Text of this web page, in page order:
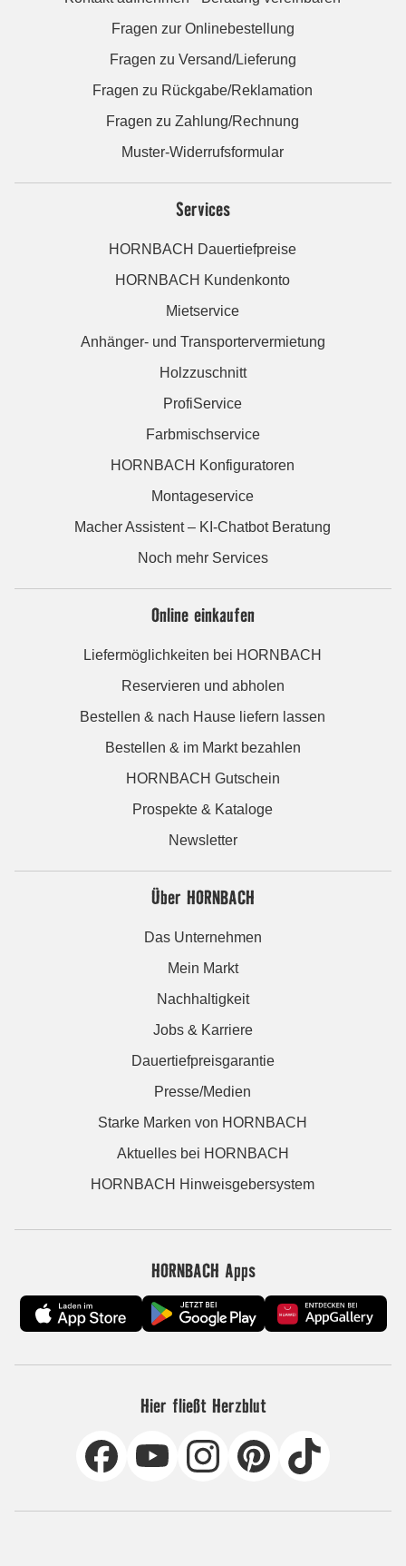
Fragen zur Onlinebestellung
Fragen zu Versand/Lieferung
Fragen zu Rückgabe/Reklamation
Fragen zu Zahlung/Rechnung
Muster-Widerrufsformular
Services
HORNBACH Dauertiefpreise
HORNBACH Kundenkonto
Mietservice
Anhänger- und Transportervermietung
Holzzuschnitt
ProfiService
Farbmischservice
HORNBACH Konfiguratoren
Montageservice
Macher Assistent – KI-Chatbot Beratung
Noch mehr Services
Online einkaufen
Liefermöglichkeiten bei HORNBACH
Reservieren und abholen
Bestellen & nach Hause liefern lassen
Bestellen & im Markt bezahlen
HORNBACH Gutschein
Prospekte & Kataloge
Newsletter
Über HORNBACH
Das Unternehmen
Mein Markt
Nachhaltigkeit
Jobs & Karriere
Dauertiefpreisgarantie
Presse/Medien
Starke Marken von HORNBACH
Aktuelles bei HORNBACH
HORNBACH Hinweisgebersystem
HORNBACH Apps
Hier fließt Herzblut